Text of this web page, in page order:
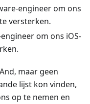
engineer om ons
versterken.
om ons iOS-
maar geen
lijst kon vinden,
op te nemen en